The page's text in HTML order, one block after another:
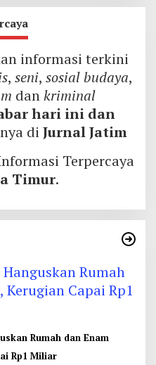
informasi terkini
, seni, sosial budaya,
dankriminal
hari ini dan
di Jurnal Jatim
Terpercaya
Timur.
Rumah dan Enam
Rp1 Miliar